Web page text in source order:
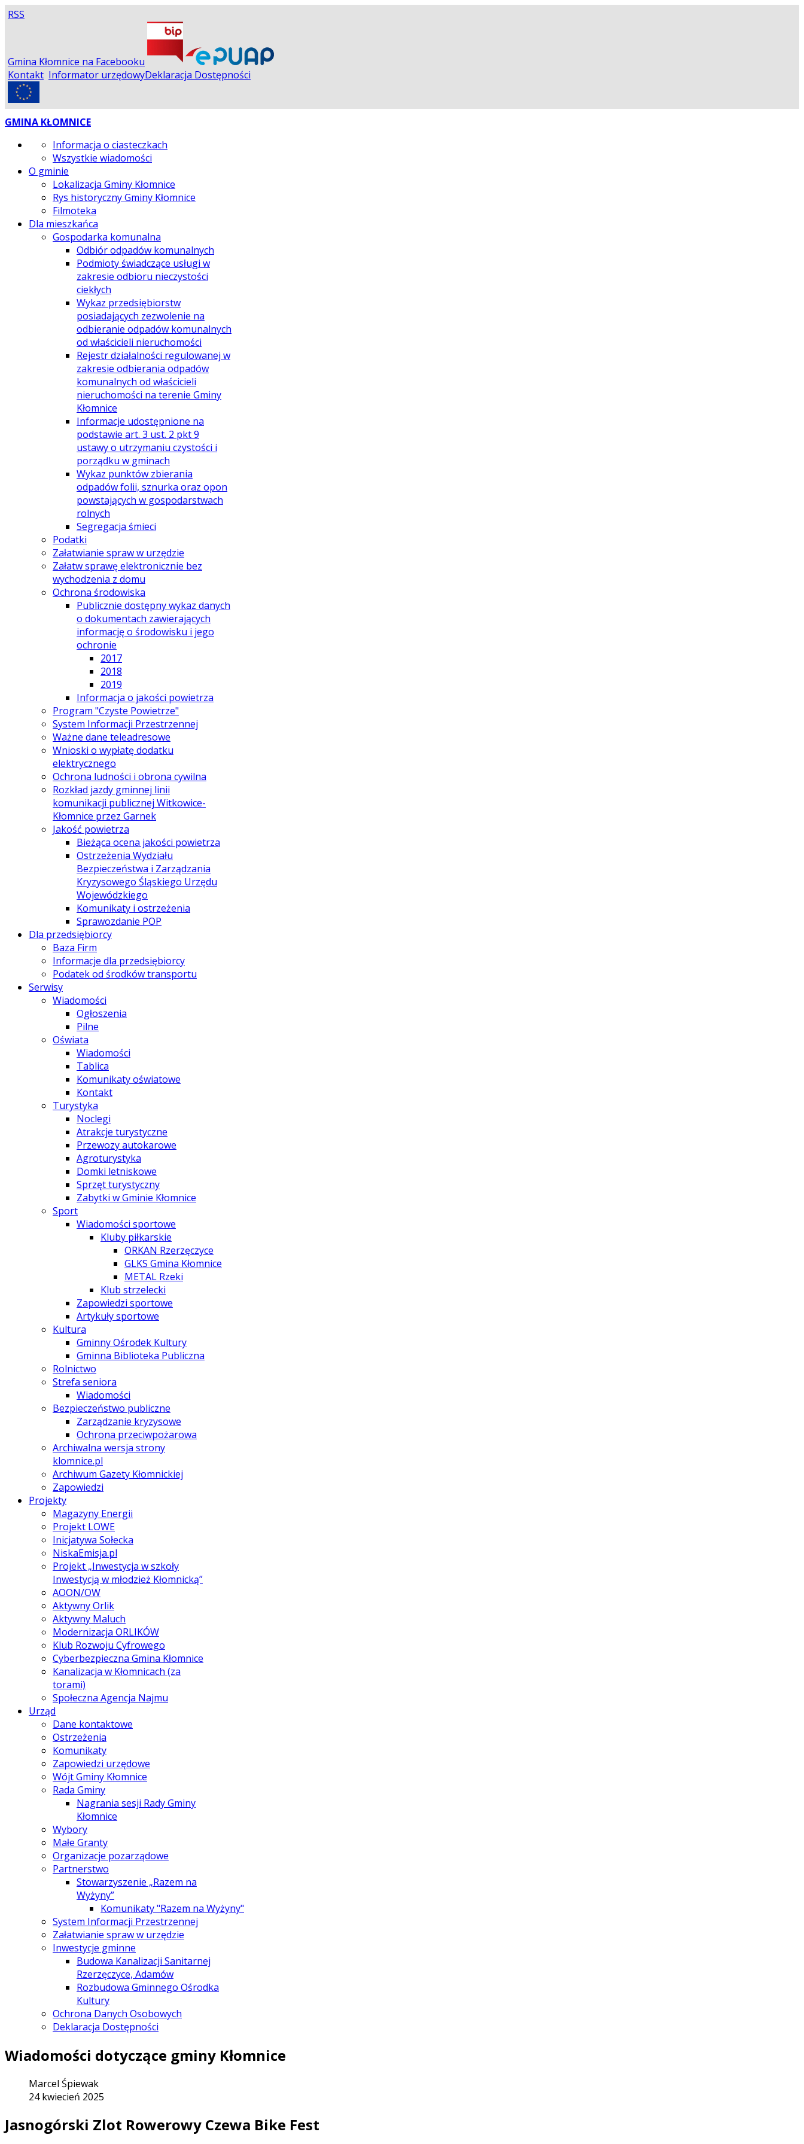
RSS
Gmina Kłomnice na Facebooku
Kontakt Informator urzędowyDeklaracja Dostępności
GMINA KŁOMNICE
Informacja o ciasteczkach
Wszystkie wiadomości
O gminie
Lokalizacja Gminy Kłomnice
Rys historyczny Gminy Kłomnice
Filmoteka
Dla mieszkańca
Gospodarka komunalna
Odbiór odpadów komunalnych
Podmioty świadczące usługi w
zakresie odbioru nieczystości
ciekłych
Wykaz przedsiębiorstw
posiadających zezwolenie na
odbieranie odpadów komunalnych
od właścicieli nieruchomości
Rejestr działalności regulowanej w
zakresie odbierania odpadów
komunalnych od właścicieli
nieruchomości na terenie Gminy
Kłomnice
Informacje udostępnione na
podstawie art. 3 ust. 2 pkt 9
ustawy o utrzymaniu czystości i
porządku w gminach
Wykaz punktów zbierania
odpadów folii, sznurka oraz opon
powstających w gospodarstwach
rolnych
Segregacja śmieci
Podatki
Załatwianie spraw w urzędzie
Załatw sprawę elektronicznie bez
wychodzenia z domu
Ochrona środowiska
Publicznie dostępny wykaz danych
o dokumentach zawierających
informację o środowisku i jego
ochronie
2017
2018
2019
Informacja o jakości powietrza
Program "Czyste Powietrze"
System Informacji Przestrzennej
Ważne dane teleadresowe
Wnioski o wypłatę dodatku
elektrycznego
Ochrona ludności i obrona cywilna
Rozkład jazdy gminnej linii
komunikacji publicznej Witkowice-
Kłomnice przez Garnek
Jakość powietrza
Bieżąca ocena jakości powietrza
Ostrzeżenia Wydziału
Bezpieczeństwa i Zarządzania
Kryzysowego Śląskiego Urzędu
Wojewódzkiego
Komunikaty i ostrzeżenia
Sprawozdanie POP
Dla przedsiębiorcy
Baza Firm
Informacje dla przedsiębiorcy
Podatek od środków transportu
Serwisy
Wiadomości
Ogłoszenia
Pilne
Oświata
Wiadomości
Tablica
Komunikaty oświatowe
Kontakt
Turystyka
Noclegi
Atrakcje turystyczne
Przewozy autokarowe
Agroturystyka
Domki letniskowe
Sprzęt turystyczny
Zabytki w Gminie Kłomnice
Sport
Wiadomości sportowe
Kluby piłkarskie
ORKAN Rzerzęczyce
GLKS Gmina Kłomnice
METAL Rzeki
Klub strzelecki
Zapowiedzi sportowe
Artykuły sportowe
Kultura
Gminny Ośrodek Kultury
Gminna Biblioteka Publiczna
Rolnictwo
Strefa seniora
Wiadomości
Bezpieczeństwo publiczne
Zarządzanie kryzysowe
Ochrona przeciwpożarowa
Archiwalna wersja strony
klomnice.pl
Archiwum Gazety Kłomnickiej
Zapowiedzi
Projekty
Magazyny Energii
Projekt LOWE
Inicjatywa Sołecka
NiskaEmisja.pl
Projekt „Inwestycja w szkoły
Inwestycją w młodzież Kłomnicką”
AOON/OW
Aktywny Orlik
Aktywny Maluch
Modernizacja ORLIKÓW
Klub Rozwoju Cyfrowego
Cyberbezpieczna Gmina Kłomnice
Kanalizacja w Kłomnicach (za
torami)
Społeczna Agencja Najmu
Urząd
Dane kontaktowe
Ostrzeżenia
Komunikaty
Zapowiedzi urzędowe
Wójt Gminy Kłomnice
Rada Gminy
Nagrania sesji Rady Gminy
Kłomnice
Wybory
Małe Granty
Organizacje pozarządowe
Partnerstwo
Stowarzyszenie „Razem na
Wyżyny”
Komunikaty "Razem na Wyżyny"
System Informacji Przestrzennej
Załatwianie spraw w urzędzie
Inwestycje gminne
Budowa Kanalizacji Sanitarnej
Rzerzęczyce, Adamów
Rozbudowa Gminnego Ośrodka
Kultury
Ochrona Danych Osobowych
Deklaracja Dostępności
Wiadomości dotyczące gminy Kłomnice
Marcel Śpiewak
24 kwiecień 2025
Jasnogórski Zlot Rowerowy Czewa Bike Fest